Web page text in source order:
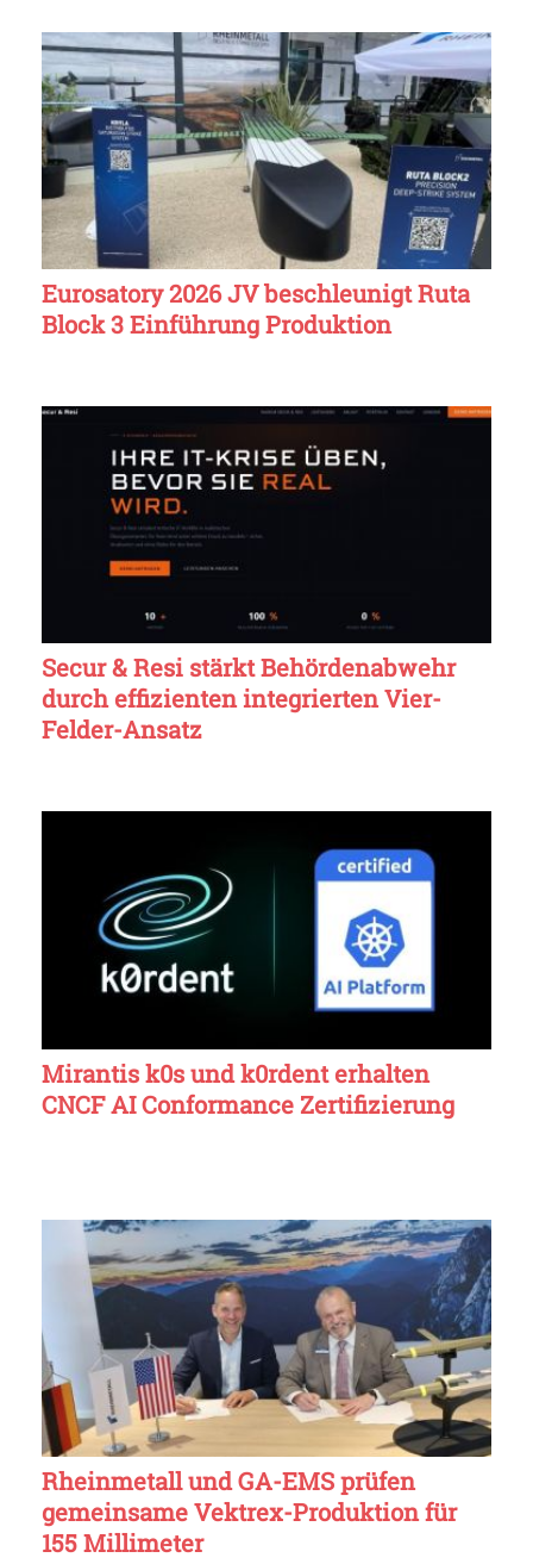
Eurosatory 2026 JV beschleunigt Ruta
Block 3 Einführung Produktion
Secur & Resi stärkt Behördenabwehr
durch effizienten integrierten Vier-
Felder-Ansatz
Mirantis k0s und k0rdent erhalten
CNCF AI Conformance Zertifizierung
Rheinmetall und GA-EMS prüfen
gemeinsame Vektrex-Produktion für
155 Millimeter